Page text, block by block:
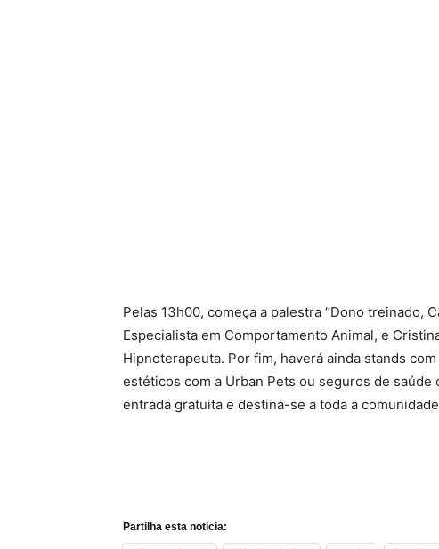
Pelas 13h00, começa a palestra “Dono treinado,
Especialista em Comportamento Animal, e
Hipnoterapeuta. Por fim, haverá ainda stands
estéticos com a Urban Pets ou seguros de
entrada gratuita e destina-se a toda a
Partilha esta noticia: